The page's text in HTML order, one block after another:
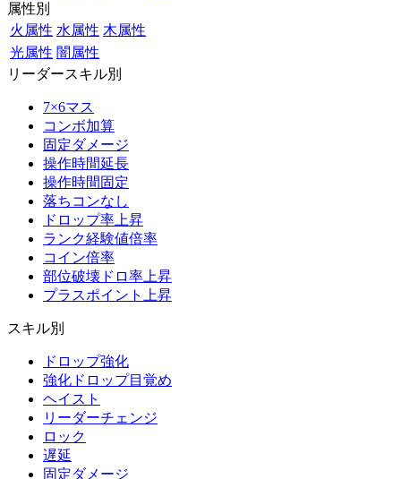
属性別
火属性 水属性 木属性
光属性 闇属性
リーダースキル別
7×6マス
コンボ加算
固定ダメージ
操作時間延長
操作時間固定
落ちコンなし
ドロップ率上昇
ランク経験値倍率
コイン倍率
部位破壊ドロ率上昇
プラスポイント上昇
スキル別
ドロップ強化
強化ドロップ目覚め
ヘイスト
リーダーチェンジ
ロック
遅延
固定ダメージ